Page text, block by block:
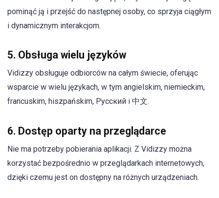
pominąć ją i przejść do następnej osoby, co sprzyja ciągłym
i dynamicznym interakcjom.
5. Obsługa wielu języków
Vidizzy obsługuje odbiorców na całym świecie, oferując
wsparcie w wielu językach, w tym angielskim, niemieckim,
francuskim, hiszpańskim, Русский i 中文.
6. Dostęp oparty na przeglądarce
Nie ma potrzeby pobierania aplikacji. Z Vidizzy można
korzystać bezpośrednio w przeglądarkach internetowych,
dzięki czemu jest on dostępny na różnych urządzeniach.